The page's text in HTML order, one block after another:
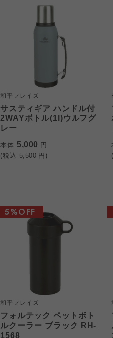
和平フレイズ
サスティギア ハンドル付
2WAYボトル(1l)ウルフグ
レー
本体 5,000 円
(税込 5,500 円)
和平フレイズ
フォルテック ペットボト
ルクーラー ブラック RH-
1568
5%OFF